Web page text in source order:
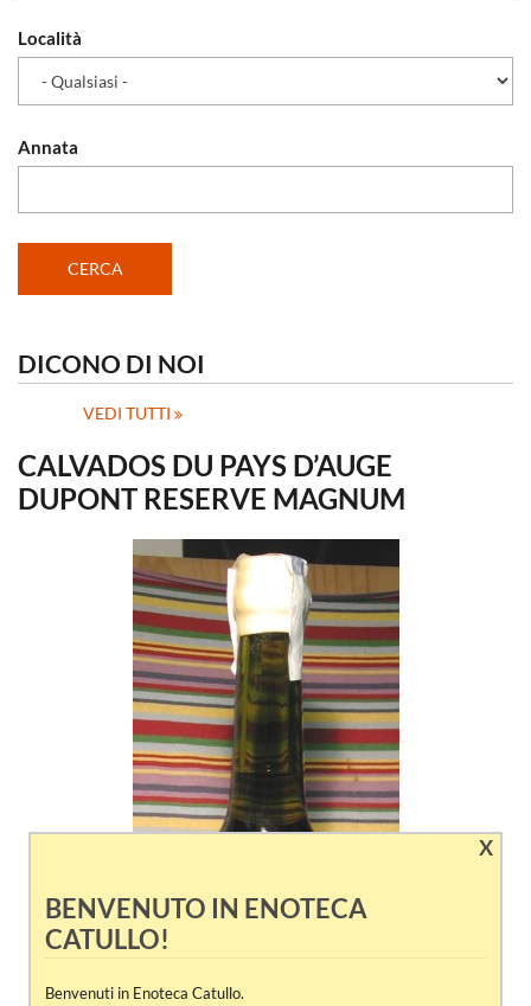
Località
Annata
DICONO DI NOI
VEDI TUTTI
CALVADOS DU PAYS D’AUGE
DUPONT RESERVE MAGNUM
X
BENVENUTO IN ENOTECA
CATULLO!
Benvenuti in Enoteca Catullo.